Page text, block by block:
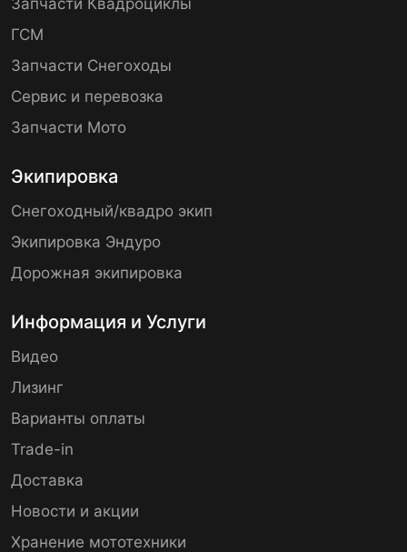
ГСМ
Запчасти Снегоходы
Сервис и перевозка
Запчасти Мото
Экипировка
Снегоходный/квадро экип
Экипировка Эндуро
Дорожная экипировка
Информация и Услуги
Видео
Лизинг
Варианты оплаты
Trade-in
Доставка
Новости и акции
Хранение мототехники